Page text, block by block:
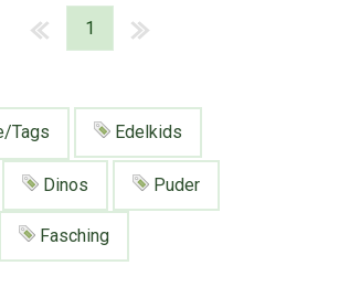
1
Tags Edelkids
Dinos Puder
Fasching